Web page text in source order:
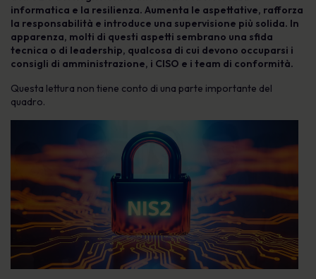
informatica e la resilienza. Aumenta le aspettative, rafforza
la responsabilità e introduce una supervisione più solida. In
apparenza, molti di questi aspetti sembrano una sfida
tecnica o di leadership, qualcosa di cui devono occuparsi i
consigli di amministrazione, i CISO e i team di conformità.
Questa lettura non tiene conto di una parte importante del
quadro.